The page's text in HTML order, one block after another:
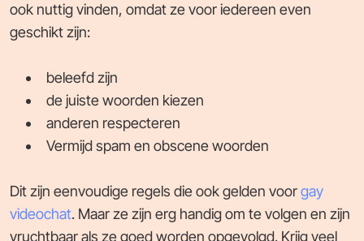
ook nuttig vinden, omdat ze voor iedereen even
geschikt zijn:
beleefd zijn
de juiste woorden kiezen
anderen respecteren
Vermijd spam en obscene woorden
Dit zijn eenvoudige regels die ook gelden voorgay
videochat. Maar ze zijn erg handig om te volgen en zijn
vruchtbaar als ze goed worden opgevolgd. Krijg veel